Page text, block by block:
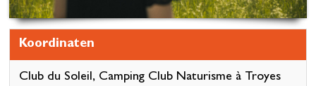
Koordinaten
Club du Soleil, Camping Club Naturisme à Troyes